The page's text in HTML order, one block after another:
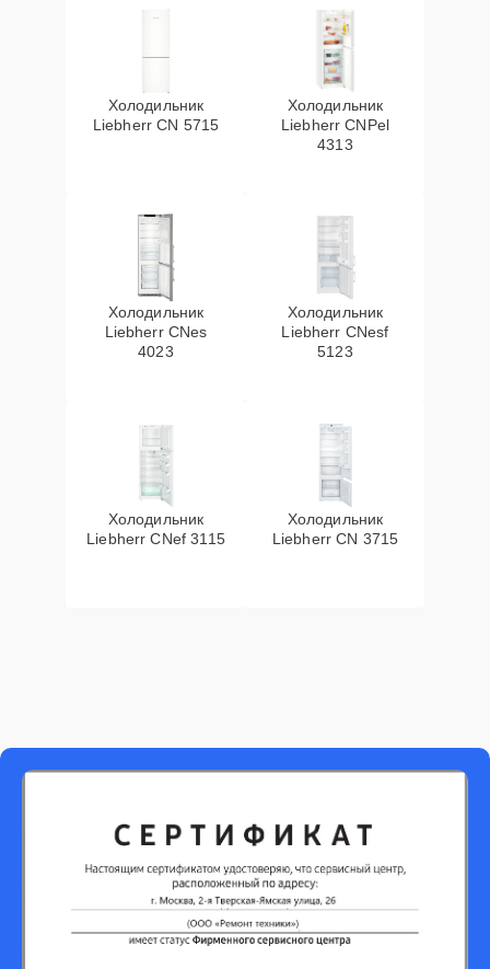
Холодильник
Liebherr CN 5715
Холодильник
Liebherr CNPel
4313
Холодильник
Liebherr CNes
4023
Холодильник
Liebherr CNesf
5123
Холодильник
Liebherr CNef 3115
Холодильник
Liebherr CN 3715